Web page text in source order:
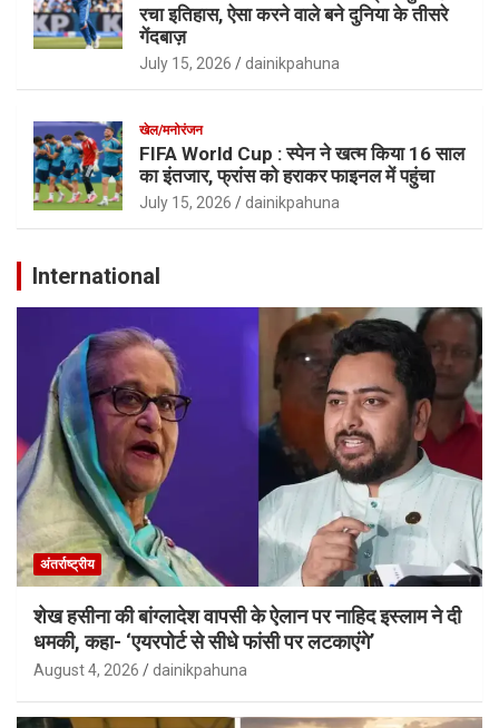
रचा इतिहास, ऐसा करने वाले बने दुनिया के तीसरे
गेंदबाज़
July 15, 2026 dainikpahuna
खेल/मनोरंजन
FIFA World Cup : स्पेन ने खत्म किया 16 साल
का इंतजार, फ्रांस को हराकर फाइनल में पहुंचा
July 15, 2026 dainikpahuna
International
अंतर्राष्ट्रीय
शेख हसीना की बांग्लादेश वापसी के ऐलान पर नाहिद इस्लाम ने दी
धमकी, कहा- ‘एयरपोर्ट से सीधे फांसी पर लटकाएंगे’
August 4, 2026 dainikpahuna